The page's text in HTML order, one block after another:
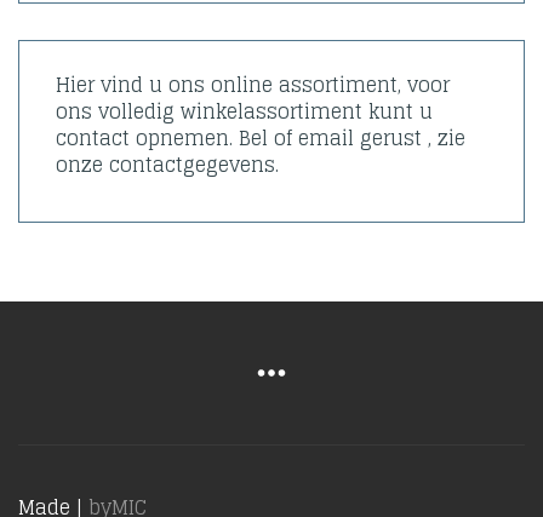
Hier vind u ons online assortiment, voor
ons volledig winkelassortiment kunt u
contact opnemen. Bel of email gerust , zie
onze contactgegevens.
Made | byMIC